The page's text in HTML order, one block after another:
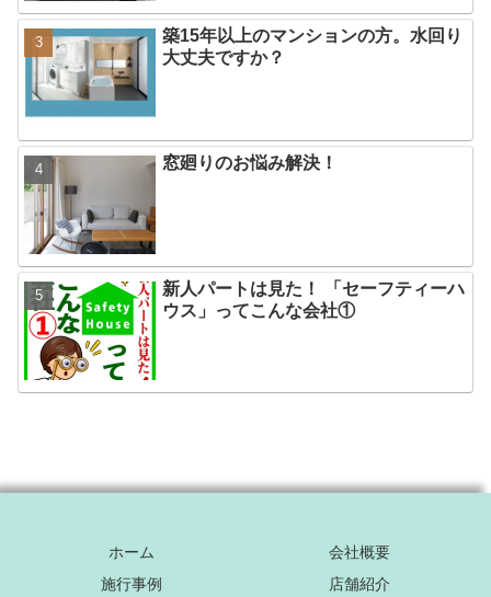
築15年以上のマンションの方。水回り
大丈夫ですか？
窓廻りのお悩み解決！
新人パートは見た！ 「セーフティーハ
ウス」ってこんな会社①
ホーム
会社概要
施行事例
店舗紹介